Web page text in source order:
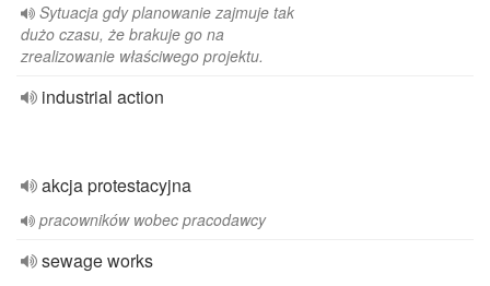
Sytuacja gdy planowanie zajmuje tak
dużo czasu, że brakuje go na
zrealizowanie właściwego projektu.
industrial action
akcja protestacyjna
pracowników wobec pracodawcy
sewage works